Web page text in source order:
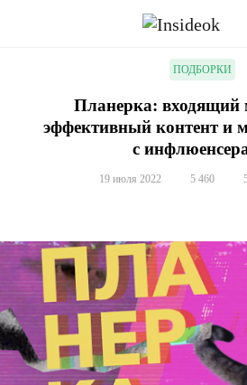
ПОДБОРКИ
Планерка: входящий
эффективный контент и
с
19 июля 2022 5 460